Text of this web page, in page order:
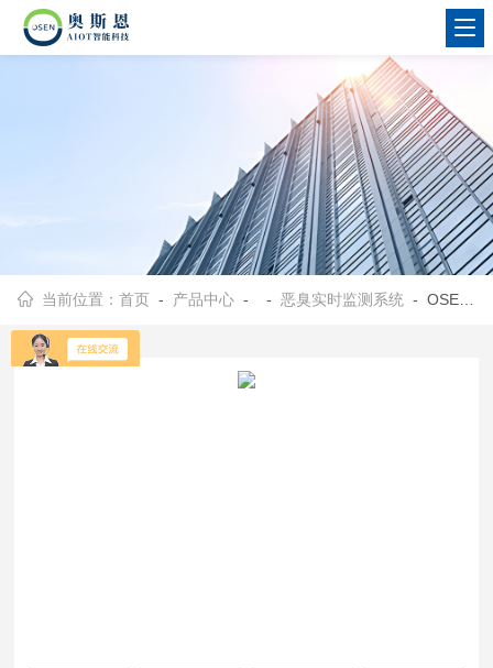
当前位置：首页 - 产品中心 - -恶臭实时监测系统 - OSEN-OU生物制药厂建设恶臭NH3/H2S在线监测终端